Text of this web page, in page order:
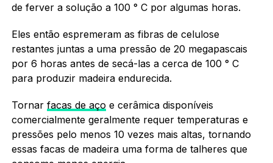
de ferver a solução a 100 ° C por algumas horas.
Eles então espremeram as fibras de celulose
restantes juntas a uma pressão de 20 megapascais
por 6 horas antes de secá-las a cerca de 100 ° C
para produzir madeira endurecida.
Tornar facas de aço e cerâmica disponíveis
comercialmente geralmente requer temperaturas e
pressões pelo menos 10 vezes mais altas, tornando
essas facas de madeira uma forma de talheres que